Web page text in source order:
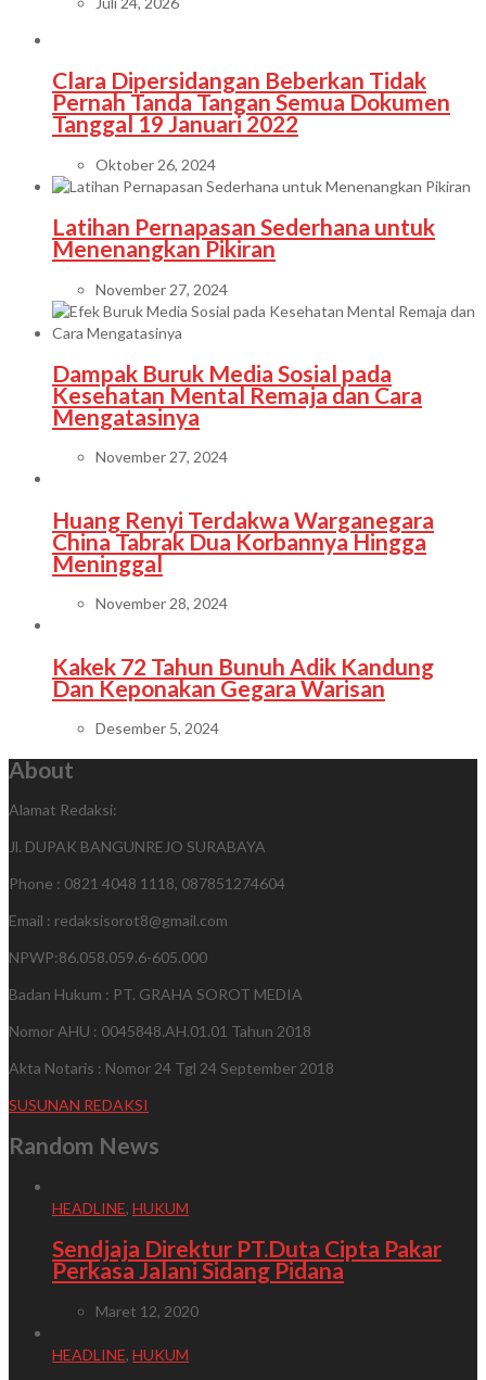
Clara Dipersidangan Beberkan Tidak
Pernah Tanda Tangan Semua Dokumen
Tanggal 19 Januari 2022
Oktober 26, 2024
Latihan Pernapasan Sederhana untuk
Menenangkan Pikiran
November 27, 2024
Dampak Buruk Media Sosial pada
Kesehatan Mental Remaja dan Cara
Mengatasinya
November 27, 2024
Huang Renyi Terdakwa Warganegara
China Tabrak Dua Korbannya Hingga
Meninggal
November 28, 2024
Kakek 72 Tahun Bunuh Adik Kandung
Dan Keponakan Gegara Warisan
Desember 5, 2024
About
Alamat Redaksi:
Jl. DUPAK BANGUNREJO SURABAYA
Phone : 0821 4048 1118, 087851274604
Email : redaksisorot8@gmail.com
NPWP:86.058.059.6-605.000
Badan Hukum : PT. GRAHA SOROT MEDIA
Nomor AHU : 0045848.AH.01.01 Tahun 2018
Akta Notaris : Nomor 24 Tgl 24 September 2018
SUSUNAN REDAKSI
Random News
HEADLINE, HUKUM
Sendjaja Direktur PT.Duta Cipta Pakar
Perkasa Jalani Sidang Pidana
Maret 12, 2020
HEADLINE, HUKUM